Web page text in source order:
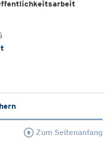
Zum Seitenanfang